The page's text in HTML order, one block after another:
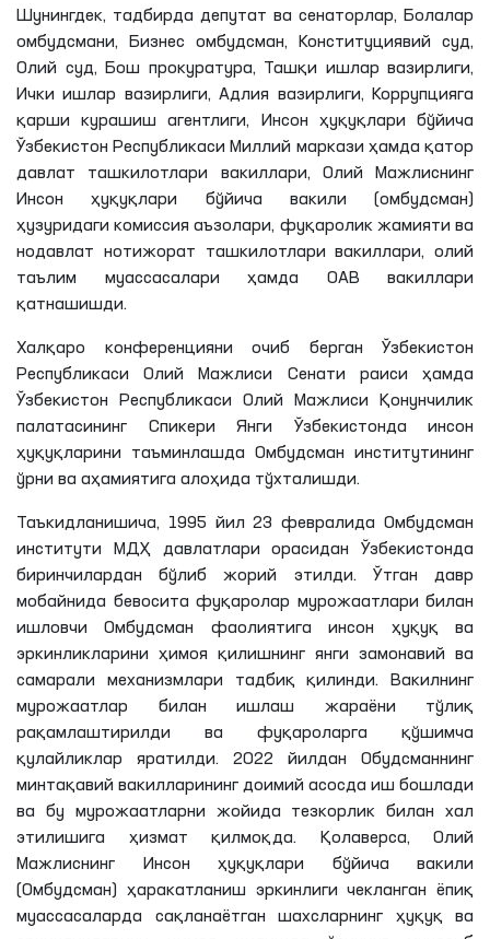
Шунингдек, тадбирда депутат ва сенаторлар, Болалар
омбудсмани, Бизнес омбудсман, Конституциявий суд,
Олий суд, Бош прокуратура, Ташқи ишлар вазирлиги,
Ички ишлар вазирлиги, Адлия вазирлиги, Коррупцияга
қарши курашиш агентлиги, Инсон ҳуқуқлари бўйича
Ўзбекистон Республикаси Миллий маркази ҳамда қатор
давлат ташкилотлари вакиллари, Олий Мажлиснинг
Инсон ҳуқуқлари бўйича вакили (омбудсман)
ҳузуридаги комиссия аъзолари, фуқаролик жамияти ва
нодавлат нотижорат ташкилотлари вакиллари, олий
таълим муассасалари ҳамда ОАВ вакиллари
қатнашишди.
Халқаро конференцияни очиб берган Ўзбекистон
Республикаси Олий Мажлиси Сенати раиси ҳамда
Ўзбекистон Республикаси Олий Мажлиси Қонунчилик
палатасининг Спикери Янги Ўзбекистонда инсон
ҳуқуқларини таъминлашда Омбудсман институтининг
ўрни ва аҳамиятига алоҳида тўхталишди.
Таъкидланишича, 1995 йил 23 февралида Омбудсман
институти МДҲ давлатлари орасидан Ўзбекистонда
биринчилардан бўлиб жорий этилди. Ўтган давр
мобайнида бевосита фуқаролар мурожаатлари билан
ишловчи Омбудсман фаолиятига инсон ҳуқуқ ва
эркинликларини ҳимоя қилишнинг янги замонавий ва
самарали механизмлари тадбиқ қилинди. Вакилнинг
мурожаатлар билан ишлаш жараёни тўлиқ
рақамлаштирилди ва фуқароларга қўшимча
қулайликлар яратилди. 2022 йилдан Обудсманнинг
минтақавий вакилларининг доимий асосда иш бошлади
ва бу мурожаатларни жойида тезкорлик билан хал
этилишига ҳизмат қилмоқда. Қолаверса, Олий
Мажлиснинг Инсон ҳуқуқлари бўйича вакили
(Омбудсман) ҳаракатланиш эркинлиги чекланган ёпиқ
муассасаларда сақланаётган шахсларнинг ҳуқуқ ва